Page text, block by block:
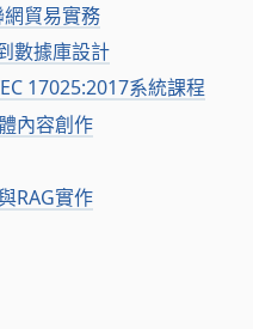
貿易實務
數據庫設計
17025:2017系統課程
內容創作
RAG實作